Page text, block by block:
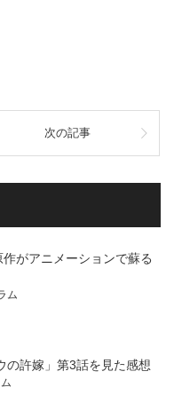
次の記事
がアニメーションで蘇る
ム
の許嫁」第3話を見た感想